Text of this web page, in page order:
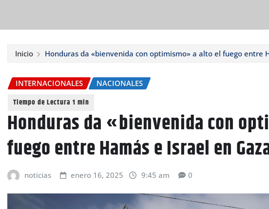
Inicio Honduras da «bienvenida con optimismo» a alto el fuego entre
INTERNACIONALES NACIONALES
Honduras da «bienvenida con
fuego entre Hamás e Israel en
noticias enero 16, 2025 9:45 am 0